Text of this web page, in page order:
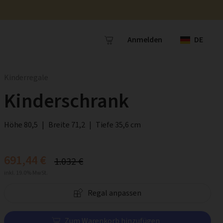
Anmelden DE
Kinderschrank
Höhe 80,5 | Breite 71,2 | Tiefe 35,6 cm
691,44 € 1.032 €
Regal anpassen
Zum Warenkorb hinzufügen